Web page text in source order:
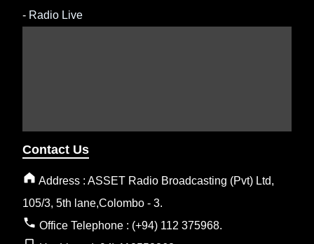
- Radio Live
Contact Us
Address : ASSET Radio Broadcasting (Pvt) Ltd,
105/3, 5th lane,Colombo - 3.
Office Telephone : (+94) 112 375968.